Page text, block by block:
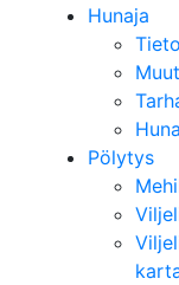
Hunaja
Pölytys